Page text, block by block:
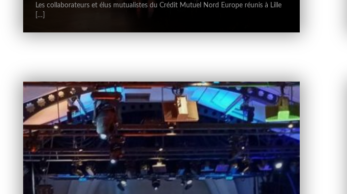
Les collaborateurs et élus mutualistes du Crédit Mutuel Nord Europe réunis à Lille
[…]